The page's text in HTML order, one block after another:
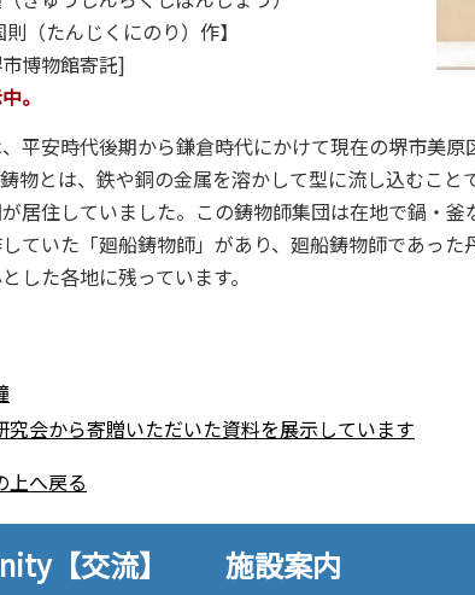
則（たんじくにのり）作】
市博物館寄託]
。
平安時代後期から鎌倉時代にかけて現在の堺市美
物とは、鉄や銅の金属を溶かして型に流し込むこ
居住していました。この鋳物師集団は在地で鍋・
ていた「廻船鋳物師」があり、廻船鋳物師であっ
した各地に残っています。
究会から寄贈いただいた資料を展示しています
上へ戻る
【交流】 施設案内